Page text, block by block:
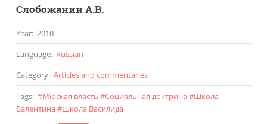
Слобожанин А.В.
Year: 2010
Language: Russian
Category: Articles and commentaries
Tags: #Мiрская власть #Социальная доктрина#Школа
Валентина#Школа Василида